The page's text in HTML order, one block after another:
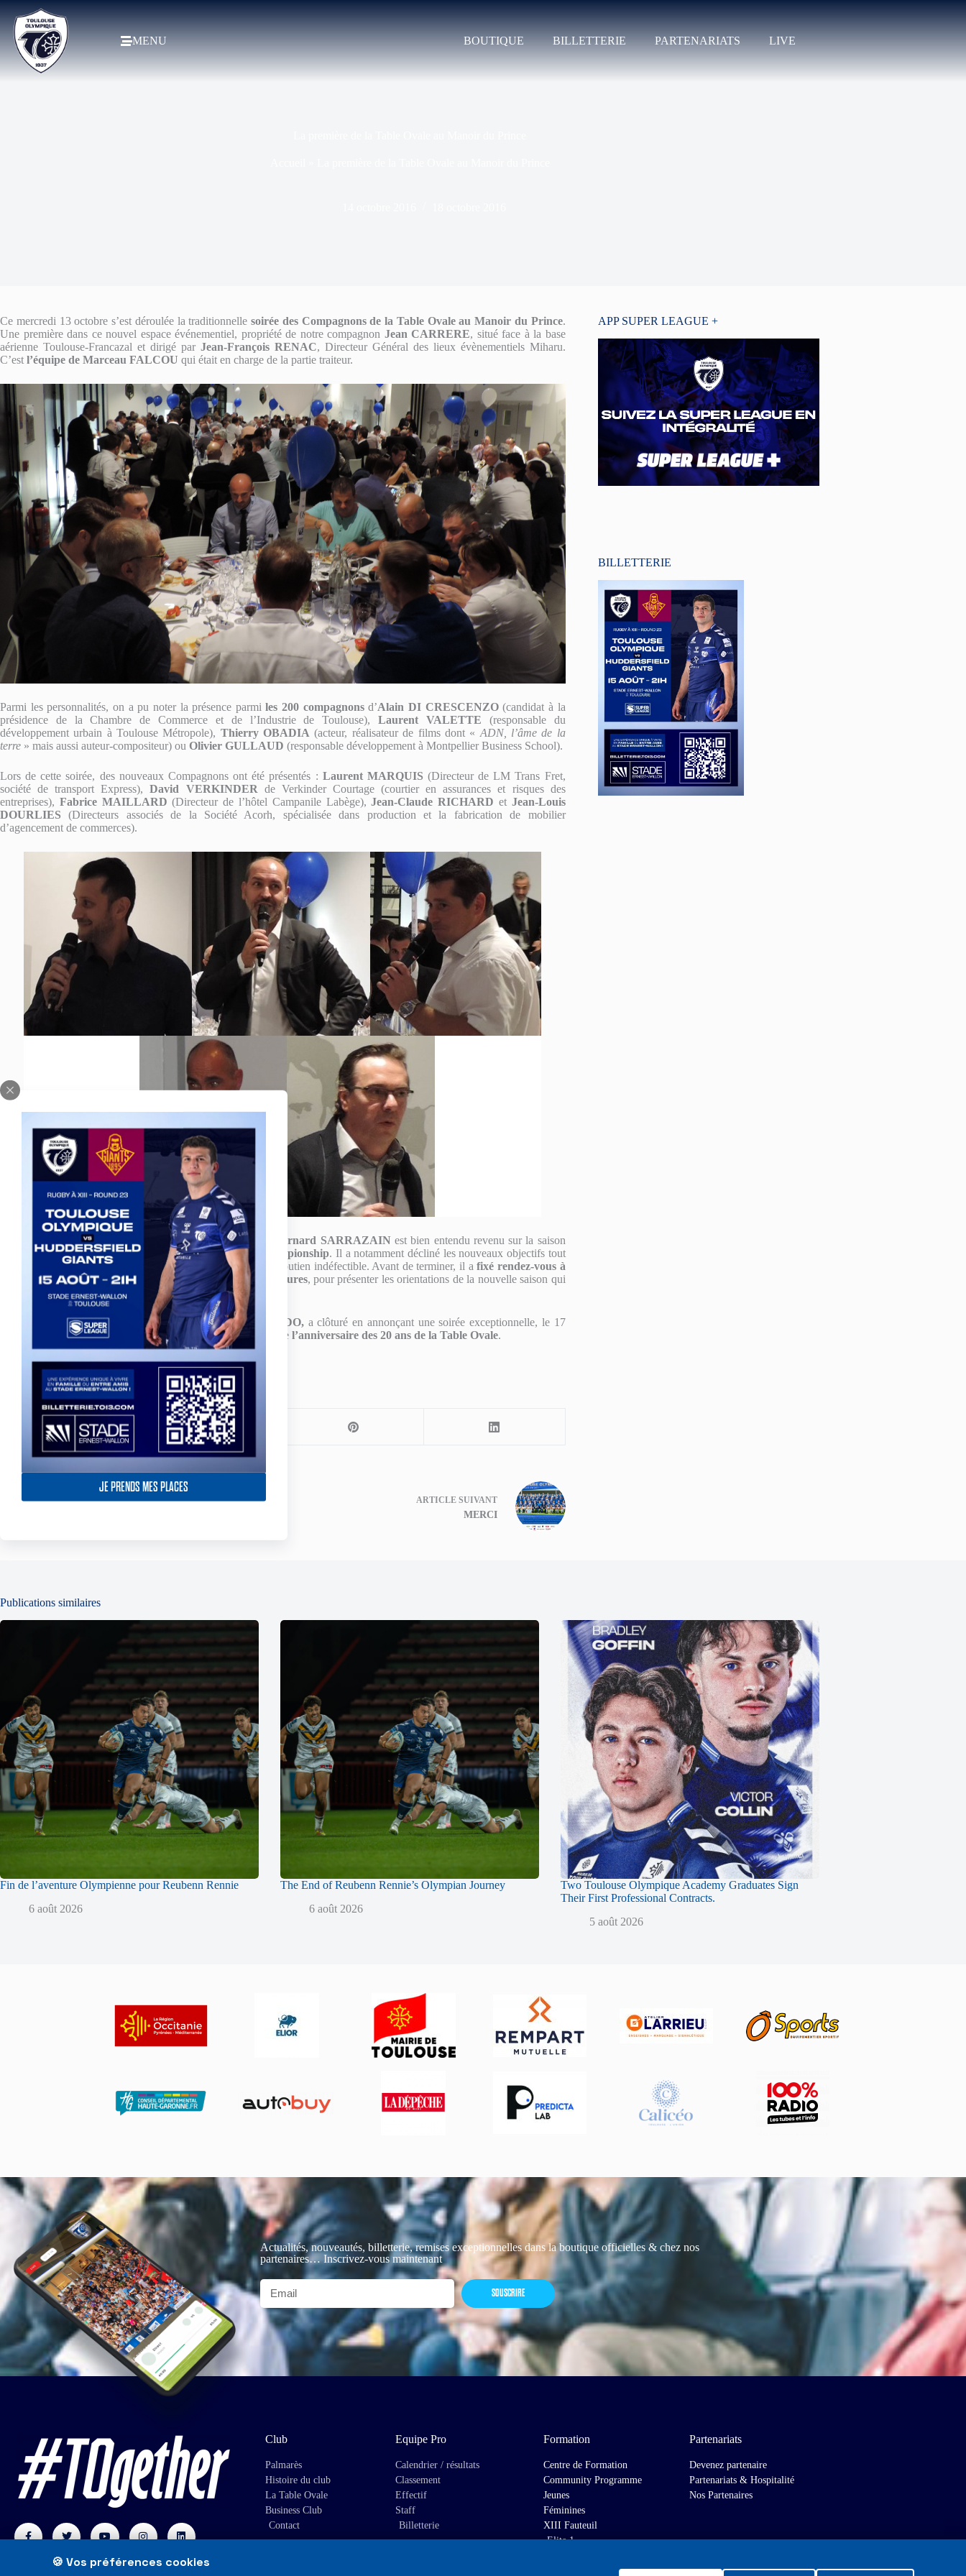
JE PRENDS MES PLACES
MENU BOUTIQUE BILLETTERIE PARTENARIATS LIVE
Ce mercredi 13 octobre s’est déroulée la traditionnellesoirée des Compagnons de la Table Ovale au Manoir du Prince.
Une première dans ce nouvel espace événementiel, propriété de notre compagnon Jean CARRERE, situé face à la base
aérienne Toulouse-Francazal et dirigé par Jean-François RENAC, Directeur Général des lieux évènementiels Miharu.
C’est l’équipe de Marceau FALCOU qui était en charge de la partie traiteur.
Parmi les personnalités, on a pu noter la présence parmiles 200 compagnonsd’Alain DI CRESCENZO(candidat à la
présidence de la Chambre de Commerce et de l’Industrie de Toulouse),Laurent VALETTE (responsable du
développement urbain à Toulouse Métropole), Thierry OBADIA (acteur, réalisateur de films dont « ADN, l’âme de la
terre » mais aussi auteur-compositeur) ou Olivier GULLAUD (responsable développement à Montpellier Business School).
Lors de cette soirée, des nouveaux Compagnons ont été présentés : Laurent MARQUIS (Directeur de LM Trans Fret,
société de transport Express),David VERKINDER de Verkinder Courtage (courtier en assurances et risques des
entreprises), Fabrice MAILLARD (Directeur de l’hôtel Campanile Labège),Jean-Claude RICHARD et Jean-Louis
DOURLIES (Directeurs associés de la Société Acorh, spécialisée dans production et la fabrication de mobilier
d’agencement de commerces).
A l’issue du dîner, le Président du Toulouse Olympique Bernard SARRAZAINest bien entendu revenu sur la saison
League One qui vientde s’achever par l’accession en Championship. Il a notamment décliné les nouveaux objectifs tout
en remerciant chaleureusement tous les partenaires pour leur soutien indéfectible. Avant de terminer, il afixé rendez-vous à
l’assemblée à l’hôtel Palladia, le jeudi 17 novembre à 18 heures, pour présenter les orientations de la nouvelle saison qui
s’annonce excitante.
Président de la Table Ovale, Carlos ZALDUENDO, a clôturé en annonçant une soirée exceptionnelle, le 17
novembre au nouvel espace réceptif du Palladia, à l’occasion de l’anniversaire des 20 ans de la Table Ovale.
Partagez votre amour
ARTICLE PRÉCÉDENT
ARTICLESUIVANT
MERCI
APP SUPER LEAGUE +
BILLETTERIE
Publications similaires
Fin de l’aventure Olympienne pour Reubenn Rennie
6 août 2026
The End of Reubenn Rennie’s Olympian Journey
6 août 2026
Two Toulouse Olympique Academy Graduates Sign
Their First Professional Contracts.
5 août 2026
Actualités, nouveautés, billetterie, remises exceptionnelles dans la boutique officielles & chez nos
partenaires… Inscrivez-vous maintenant
SOUSCRIRE
Club
Palmarès
Histoire du club
La Table Ovale
Business Club
Contact
Equipe Pro
Calendrier / résultats
Classement
Effectif
Staff
Billetterie
Formation
Centre de Formation
Community Programme
Jeunes
Féminines
XIII Fauteuil
Elite 1
Partenariats
Devenez partenaire
Partenariats & Hospitalité
Nos Partenaires
🍪 Vos préférences cookies